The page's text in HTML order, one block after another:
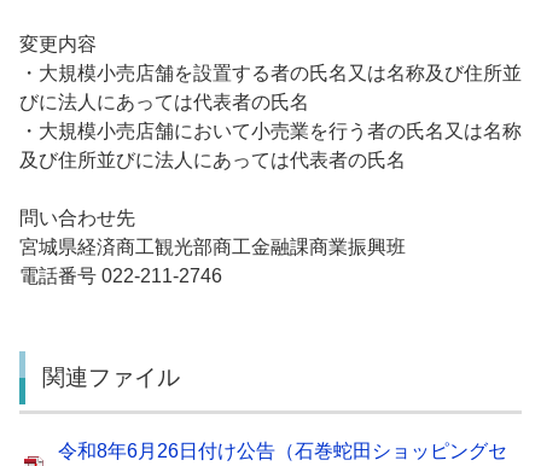
変更内容
・大規模小売店舗を設置する者の氏名又は名称及び住所並
びに法人にあっては代表者の氏名
・大規模小売店舗において小売業を行う者の氏名又は名称
及び住所並びに法人にあっては代表者の氏名
問い合わせ先
宮城県経済商工観光部商工金融課商業振興班
電話番号 022-211-2746
関連ファイル
令和8年6月26日付け公告（石巻蛇田ショッピングセ